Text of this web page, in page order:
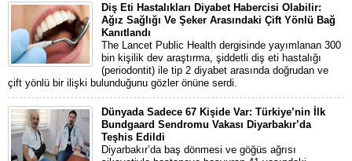
Diş Eti Hastalıkları Diyabet Habercisi Olabilir:
Ağız Sağlığı Ve Şeker Arasındaki Çift Yönlü Bağ
Kanıtlandı
The Lancet Public Health dergisinde yayımlanan 300
bin kişilik dev araştırma, şiddetli diş eti hastalığı
(periodontit) ile tip 2 diyabet arasında doğrudan ve
çift yönlü bir ilişki bulunduğunu gözler önüne serdi.
Dünyada Sadece 67 Kişide Var: Türkiye’nin İlk
Bundgaard Sendromu Vakası Diyarbakır’da
Teşhis Edildi
Diyarbakır’da baş dönmesi ve göğüs ağrısı